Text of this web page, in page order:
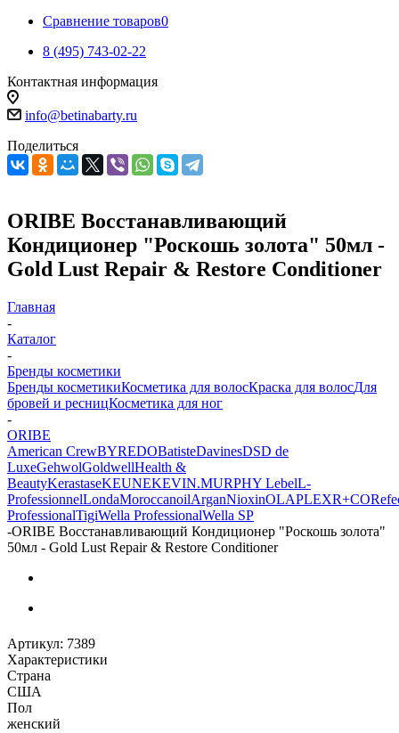
Сравнение товаров0
8 (495) 743-02-22
Контактная информация
info@betinabarty.ru
Поделиться
ORIBE Восстанавливающий
Кондиционер "Роскошь золота" 50мл -
Gold Lust Repair & Restore Conditioner
Главная
-
Каталог
-
Бренды косметики
Бренды косметикиКосметика для волосКраска для волосДля
бровей и ресницКосметика для ног
-
ORIBE
American CrewBYREDOBatisteDavinesDSD de
LuxeGehwolGoldwellHealth &
BeautyKerastaseKEUNEKEVIN.MURPHY LebelL-
ProfessionnelLondaMoroccanoilArganNiохinOLAPLEXR+CO
ProfessionalTigiWella ProfessionalWella SP
-ORIBE Восстанавливающий Кондиционер "Роскошь золота"
50мл - Gold Lust Repair & Restore Conditioner
Артикул: 7389
Характеристики
Страна
США
Пол
женский